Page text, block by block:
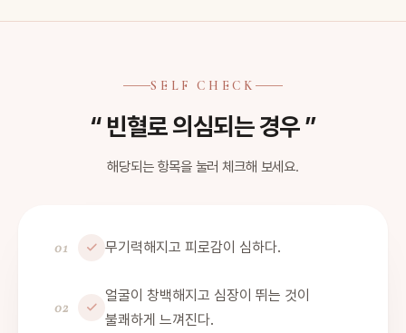
SELF CHECK
“ 빈혈로 의심되는 경우 ”
해당되는 항목을 눌러 체크해 보세요.
01 무기력해지고 피로감이 심하다.
02
얼굴이 창백해지고 심장이 뛰는 것이
불쾌하게 느껴진다.